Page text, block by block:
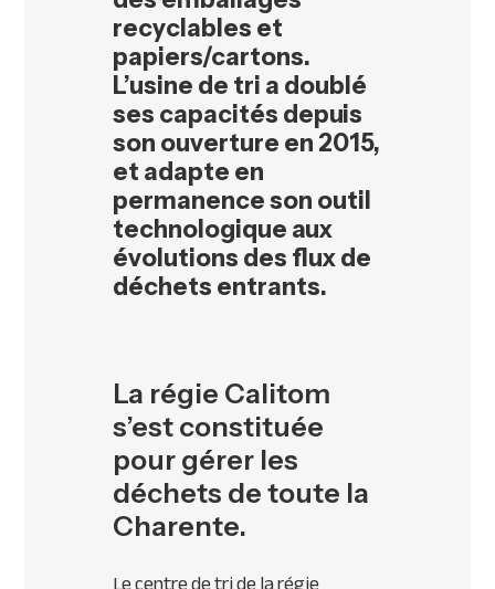
recyclables et
papiers/cartons.
L’usine de tri a doublé
ses capacités depuis
son ouverture en 2015,
et adapte en
permanence son outil
technologique aux
évolutions des flux de
déchets entrants.
La régie Calitom
s’est constituée
pour gérer les
déchets de toute la
Charente.